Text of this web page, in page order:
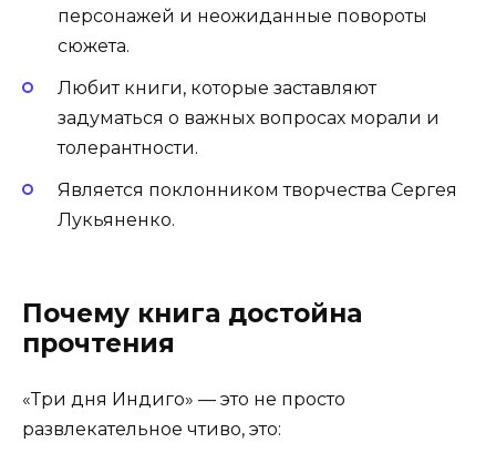
персонажей и неожиданные повороты
сюжета.
Любит книги, которые заставляют
задуматься о важных вопросах морали и
толерантности.
Является поклонником творчества Сергея
Лукьяненко.
Почему книга достойна
прочтения
«Три дня Индиго» — это не просто
развлекательное чтиво, это: